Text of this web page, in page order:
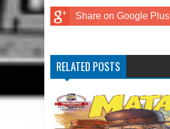
Share on Google Plus
RELATED POSTS